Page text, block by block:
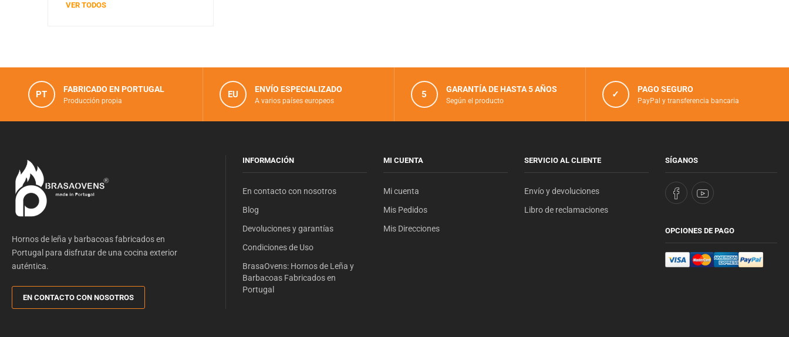
VER TODOS
PT FABRICADO EN PORTUGAL
Producción propia
EU ENVÍO ESPECIALIZADO
A varios países europeos
5 GARANTÍA DE HASTA 5 AÑOS
Según el producto
✓ PAGO SEGURO
PayPal y transferencia bancaria
Hornos de leña y barbacoas fabricados en
Portugal para disfrutar de una cocina exterior
auténtica.
EN CONTACTO CON NOSOTROS
INFORMACIÓN
En contacto con nosotros
Blog
Devoluciones y garantías
Condiciones de Uso
BrasaOvens: Hornos de Leña y
Barbacoas Fabricados en
Portugal
MI CUENTA
Mi cuenta
Mis Pedidos
Mis Direcciones
SERVICIO AL CLIENTE
Envío y devoluciones
Libro de reclamaciones
SÍGANOS
OPCIONES DE PAGO